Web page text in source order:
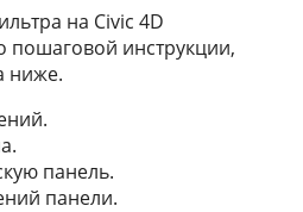
на Civic 4D
пошаговой инструкции,
ниже.
панель.
панели.